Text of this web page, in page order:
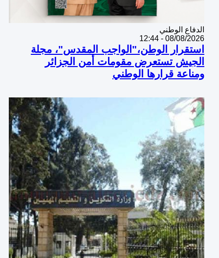
Catégorie
الدفاع الوطني
08/08/2026 - 12:44
استقرار الوطن،"الواجب المقدس"، مجلة
الجيش تستعرض مقومات أمن الجزائر
ومناعة قرارها الوطني